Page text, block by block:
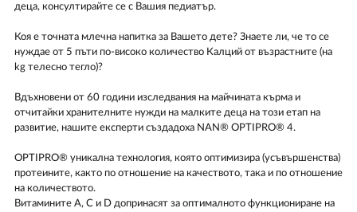
деца, консултирайте се с Вашия педиатър.
Коя е точната млечна напитка за Вашето дете? Знаете ли, че то се
нуждае от 5 пъти по-високо количество Калций от възрастните (на
kg телесно тегло)?
Вдъхновени от 60 години изследвания на майчината кърма и
отчитайки хранителните нужди на малките деца на този етап на
развитие, нашите експерти създадоха NAN® OPTIPRO® 4.
OPTIPRO® уникална технология, която оптимизира (усъвършенства)
протеините, както по отношение на качествoтo, така и по отношение
на количеството.
Витамините А, C и D допринасят за оптималното функциониране на